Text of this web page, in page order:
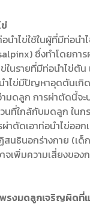
ำไข่ใช้ในผู้ที่มีท่อนำ
ซึ่งทำโดยกา
ในรายที่มีท่อนำไข่ตั
ำไข่มีปัญหาอุดตันเกิ
มดลูก การผ่าตัดนี้จะ
นที่ใกล้กับมดลูก ใน
าตัดเอาท่อนำไข่ออก
นธินอกร่างกาย (เด็
จเพิ่มความเสี่ยงขอ
รงมดลูกเจริญผิดที่แ